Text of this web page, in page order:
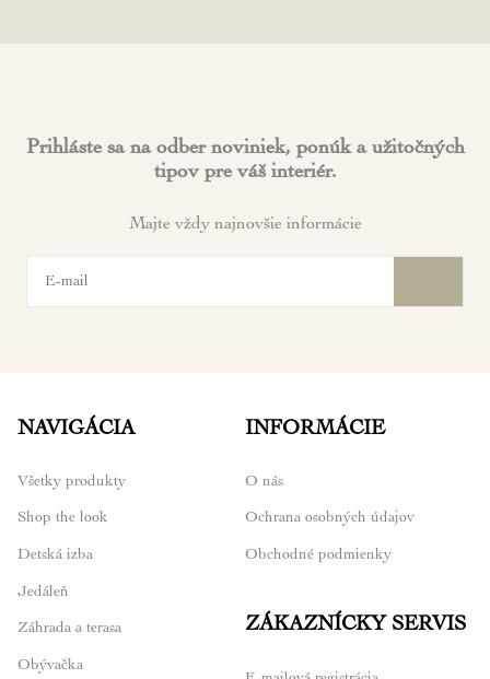
Prihláste sa na odber noviniek, ponúk a užitočných
tipov pre váš interiér.
Majte vždy najnovšie informácie
NAVIGÁCIA
Všetky produkty
Shop the look
Detská izba
Jedáleň
Záhrada a terasa
Obývačka
INFORMÁCIE
O nás
Ochrana osobných údajov
Obchodné podmienky
ZÁKAZNÍCKY SERVIS